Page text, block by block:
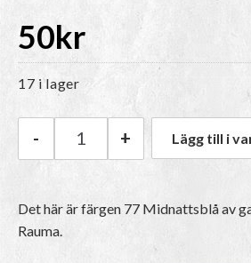
50kr
17 i lager
Rauma Vams | 77
- + Lägg till i
Det här är färgen 77 Midnattsblå av
Rauma.